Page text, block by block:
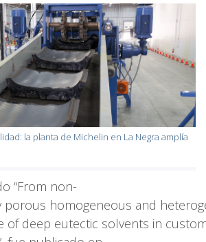
la planta de Michelin en La Negra amplía
“From non-
porous homogeneous and
of deep eutectic solvents in